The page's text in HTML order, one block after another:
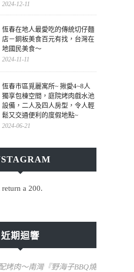
2024-12-11
恆春在地人最愛吃的傳統切仔麵
店－銅板美食百元有找，台灣在
地國民美食～
2024-11-11
恆春市區覓麗寓所~ 揪愛4~8人
獨享包棟空間，庭院烤肉戲水池
設備，二人及四人房型，令人輕
鬆又交通便利的度假地點~
2024-06-21
a 200.
近期迴響
烤肉～南灣『野海子BBQ燒